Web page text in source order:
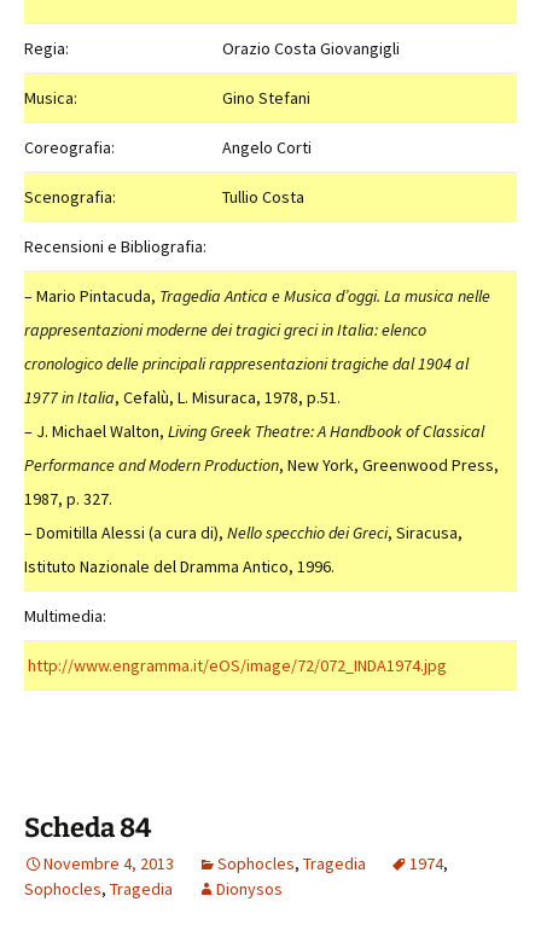
Regia: Orazio Costa Giovangigli
Musica: Gino Stefani
Coreografia: Angelo Corti
Scenografia: Tullio Costa
Recensioni e Bibliografia:
– Mario Pintacuda, Tragedia Antica e Musica d’oggi. La musica nelle
rappresentazioni moderne dei tragici greci in Italia: elenco
cronologico delle principali rappresentazioni tragiche dal 1904 al
1977in Italia, Cefalù, L. Misuraca, 1978, p.51.
– J. Michael Walton, Living Greek Theatre: A Handbook of Classical
Performance and Modern Production, New York, Greenwood Press,
1987, p. 327.
– Domitilla Alessi (a cura di), Nello specchio dei Greci, Siracusa,
Istituto Nazionale del Dramma Antico, 1996.
Multimedia:
http://www.engramma.it/eOS/image/72/072_INDA1974.jpg
Scheda 84
Novembre 4, 2013 Sophocles, Tragedia 1974,
Sophocles, Tragedia Dionysos